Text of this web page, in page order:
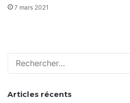
7 mars 2021
Articles récents